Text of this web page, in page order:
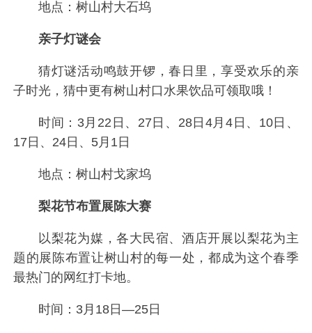
地点：树山村大石坞
亲子灯谜会
猜灯谜活动鸣鼓开锣，春日里，享受欢乐的亲
子时光，猜中更有树山村口水果饮品可领取哦！
时间：3月22日、27日、28日4月4日、10日、
17日、24日、5月1日
地点：树山村戈家坞
梨花节布置展陈大赛
以梨花为媒，各大民宿、酒店开展以梨花为主
题的展陈布置让树山村的每一处，都成为这个春季
最热门的网红打卡地。
时间：3月18日—25日